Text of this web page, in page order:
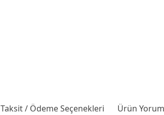
Taksit / Ödeme Seçenekleri Ürün